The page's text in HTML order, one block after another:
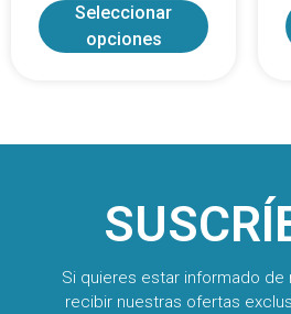
Seleccionar
opciones
Si quieres estar informado de
recibir nuestras ofertas